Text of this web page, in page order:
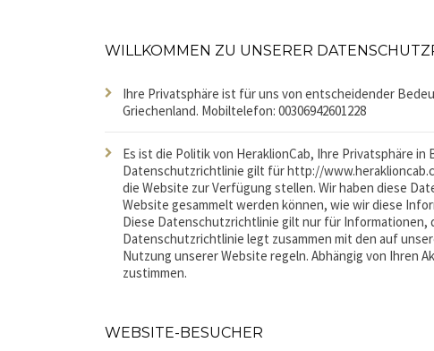
WILLKOMMEN ZU UNSERER
Ihre Privatsphäre ist für uns von entscheidender
Griechenland. Mobiltelefon: 00306942601228
Es ist die Politik von HeraklionCab, Ihre Privatsphäre
Datenschutzrichtlinie gilt für http://
die Website zur Verfügung stellen. Wir haben diese
Website gesammelt werden können, wie wir diese
Diese Datenschutzrichtlinie gilt nur für Informationen,
Datenschutzrichtlinie legt zusammen mit den auf
Nutzung unserer Website regeln. Abhängig von Ihren
zustimmen.
WEBSITE-BESUCHER